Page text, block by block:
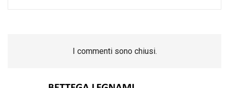
I commenti sono chiusi.